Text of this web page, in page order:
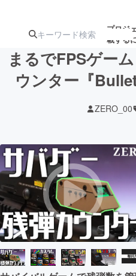
プロジ
載する
ジェクト
アート・写真
テクノロジー・ガジ
映像・映画
ビジネス・起業
まるでFPSゲー
ウンター『
ZERO_00